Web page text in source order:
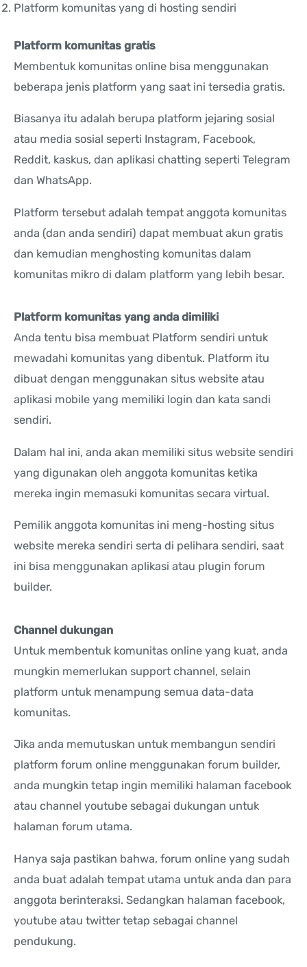
Platform komunitas yang di hosting sendiri
Platform komunitas gratis
Membentuk komunitas online bisa menggunakan
beberapa jenis platform yang saat ini tersedia gratis.
Biasanya itu adalah berupa platform jejaring sosial
atau media sosial seperti Instagram, Facebook,
Reddit, kaskus, dan aplikasi chatting seperti Telegram
dan WhatsApp.
Platform tersebut adalah tempat anggota komunitas
anda (dan anda sendiri) dapat membuat akun gratis
dan kemudian menghosting komunitas dalam
komunitas mikro di dalam platform yang lebih besar.
Platform komunitas yang anda dimiliki
Anda tentu bisa membuat Platform sendiri untuk
mewadahi komunitas yang dibentuk. Platform itu
dibuat dengan menggunakan situs website atau
aplikasi mobile yang memiliki login dan kata sandi
sendiri.
Dalam hal ini, anda akan memiliki situs website sendiri
yang digunakan oleh anggota komunitas ketika
mereka ingin memasuki komunitas secara virtual.
Pemilik anggota komunitas ini meng-hosting situs
website mereka sendiri serta di pelihara sendiri, saat
ini bisa menggunakan aplikasi atau plugin forum
builder.
Channel dukungan
Untuk membentuk komunitas online yang kuat, anda
mungkin memerlukan support channel, selain
platform untuk menampung semua data-data
komunitas.
Jika anda memutuskan untuk membangun sendiri
platform forum online menggunakan forum builder,
anda mungkin tetap ingin memiliki halaman facebook
atau channel youtube sebagai dukungan untuk
halaman forum utama.
Hanya saja pastikan bahwa, forum online yang sudah
anda buat adalah tempat utama untuk anda dan para
anggota berinteraksi. Sedangkan halaman facebook,
youtube atau twitter tetap sebagai channel
pendukung.